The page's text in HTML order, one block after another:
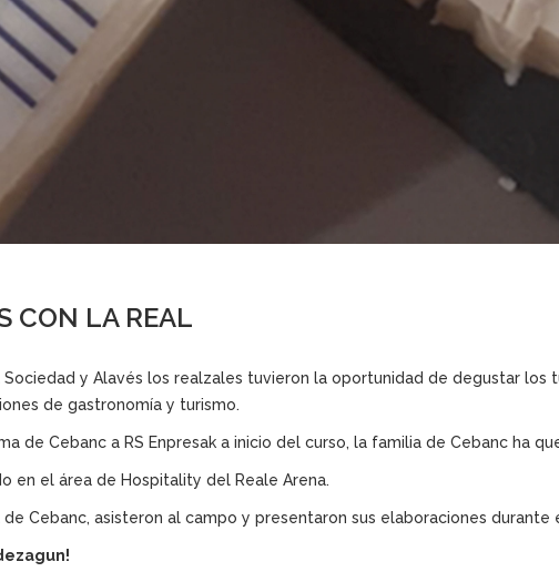
CON LA REAL
y Alavés los realzales tuvieron la oportunidad de degustar
de gastronomía y turismo.
de Cebanc a RS Enpresak a inicio del curso, la familia de Cebanc ha
en el área de Hospitality del Reale Arena.
Cebanc, asisteron al campo y presentaron sus elaboraciones